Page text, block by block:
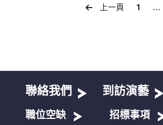
上一頁 1 ...
聯絡我們 到訪演藝
職位空缺 招標事項